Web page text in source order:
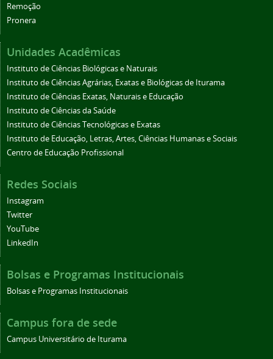
Remoção
Pronera
Unidades Acadêmicas
Instituto de Ciências Biológicas e Naturais
Instituto de Ciências Agrárias, Exatas e Biológicas de Iturama
Instituto de Ciências Exatas, Naturais e Educação
Instituto de Ciências da Saúde
Instituto de Ciências Tecnológicas e Exatas
Instituto de Educação, Letras, Artes, Ciências Humanas e Sociais
Centro de Educação Profissional
Redes Sociais
Instagram
Twitter
YouTube
LinkedIn
Bolsas e Programas Institucionais
Bolsas e Programas Institucionais
Campus fora de sede
Campus Universitário de Iturama